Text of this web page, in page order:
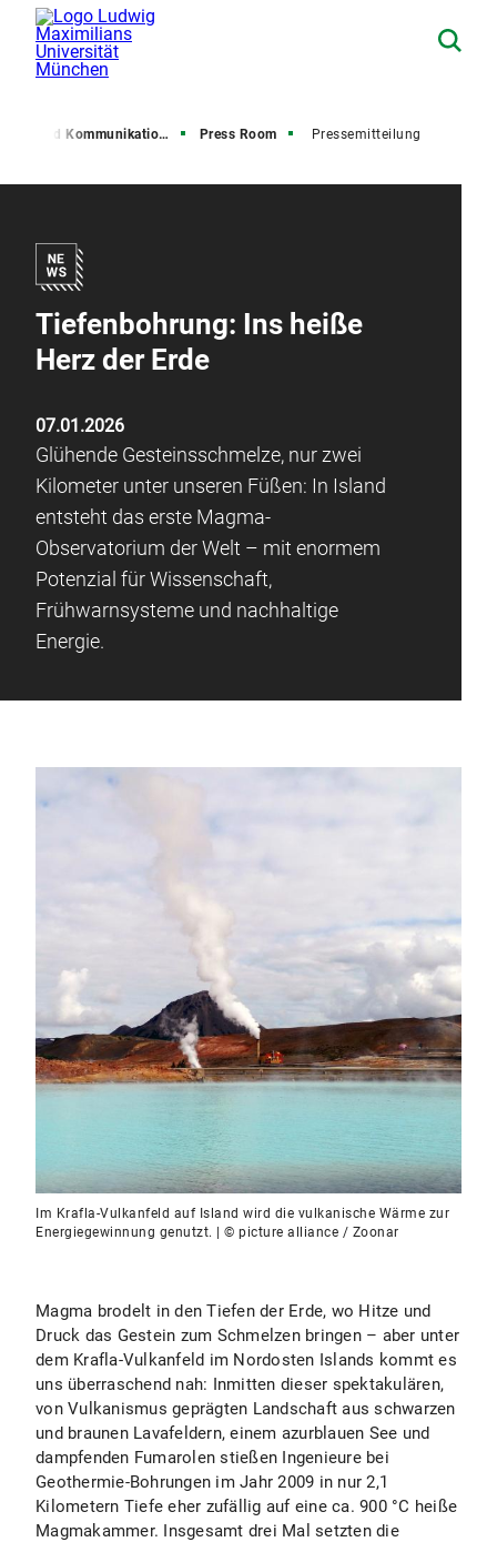
und Kommunikation (PuK) Press Room Pressemitteilung
Tiefenbohrung: Ins heiße
Herz der Erde
07.01.2026
Glühende Gesteinsschmelze, nur zwei
Kilometer unter unseren Füßen: In Island
entsteht das erste Magma-
Observatorium der Welt – mit enormem
Potenzial für Wissenschaft,
Frühwarnsysteme und nachhaltige
Energie.
Im Krafla-Vulkanfeld auf Island wird die vulkanische Wärme zur
Energiegewinnung genutzt. | © picture alliance / Zoonar
Magma brodelt in den Tiefen der Erde, wo Hitze und
Druck das Gestein zum Schmelzen bringen – aber unter
dem Krafla-Vulkanfeld im Nordosten Islands kommt es
uns überraschend nah: Inmitten dieser spektakulären,
von Vulkanismus geprägten Landschaft aus schwarzen
und braunen Lavafeldern, einem azurblauen See und
dampfenden Fumarolen stießen Ingenieure bei
Geothermie-Bohrungen im Jahr 2009 in nur 2,1
Kilometern Tiefe eher zufällig auf eine ca. 900 °C heiße
Magmakammer. Insgesamt drei Mal setzten die